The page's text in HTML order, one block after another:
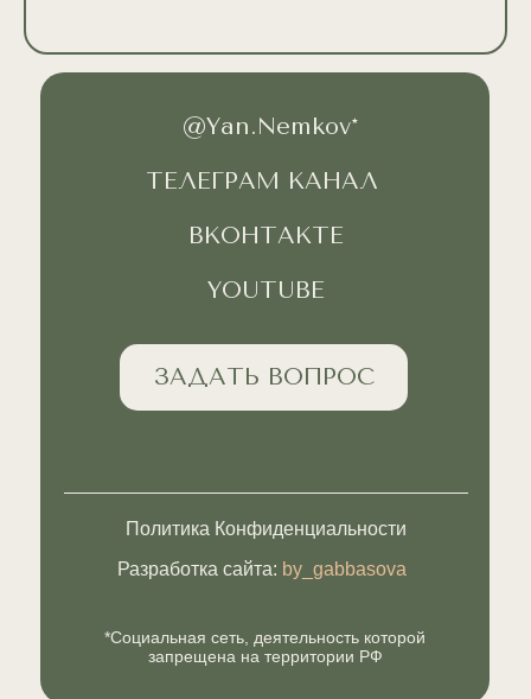
@Yan.Nemkov*
YOUTUBE
ВКОНТАКТЕ
ТЕЛЕГРАМ КАНАЛ
*Социальная сеть, деятельность которой
запрещена на территории РФ
Политика Конфиденциальности
Разработка сайта: by_gabbasova
ЗАДАТЬ ВОПРОС